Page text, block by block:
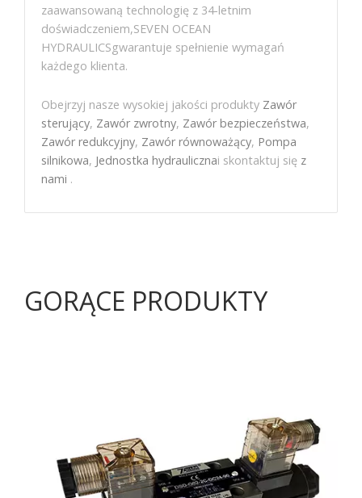
zaawansowaną technologię z 34-letnim
doświadczeniem,SEVEN OCEAN
HYDRAULICSgwarantuje spełnienie wymagań
każdego klienta.
Obejrzyj nasze wysokiej jakości produkty Zawór
sterujący, Zawór zwrotny, Zawór bezpieczeństwa,
Zawór redukcyjny, Zawór równoważący, Pompa
silnikowa, Jednostka hydraulicznai skontaktuj się z
nami .
GORĄCE PRODUKTY